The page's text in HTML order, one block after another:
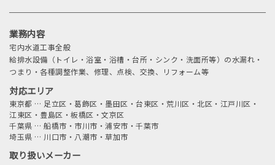
業務内容
宅内水道工事全般
給排水設備（トイレ・浴室・浴槽・台所・シンク・洗面所等）の水漏れ・
つまり・各種調整作業、修理、点検、交換、リフォーム等
対応エリア
東京都 … 足立区・葛飾区・墨田区・台東区・荒川区・北区・江戸川区・
江東区・豊島区・板橋区・文京区
千葉県 … 船橋市・市川市・浦安市・千葉市
埼玉県 … 川口市・八潮市・草加市
取り扱いメーカー